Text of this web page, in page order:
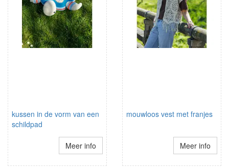
kussen in de vorm van een
schildpad
Meer info
mouwloos vest met franjes
Meer info